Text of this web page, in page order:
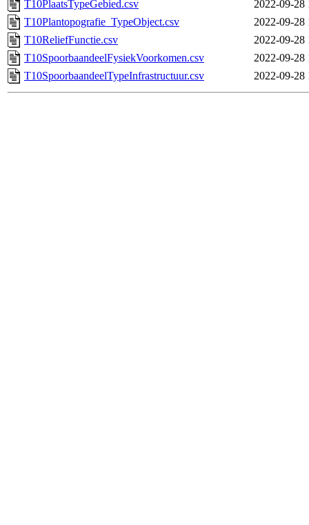
T10PlaatsTypeGebied.csv
2022-09-28
T10Plantopografie_TypeObject.csv
2022-09-28
T10ReliefFunctie.csv
2022-09-28
T10SpoorbaandeelFysiekVoorkomen.csv
2022-09-28
T10SpoorbaandeelTypeInfrastructuur.csv
2022-09-28